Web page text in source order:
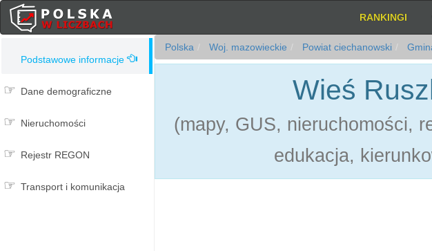
RANKINGI
Podstawowe informacje
Dane demograficzne
Nieruchomości
Rejestr REGON
Transport i komunikacja
Polska Woj. mazowieckie Powiat ciechanowski
Wieś
(mapy, GUS, nieruchomości,
edukacja,